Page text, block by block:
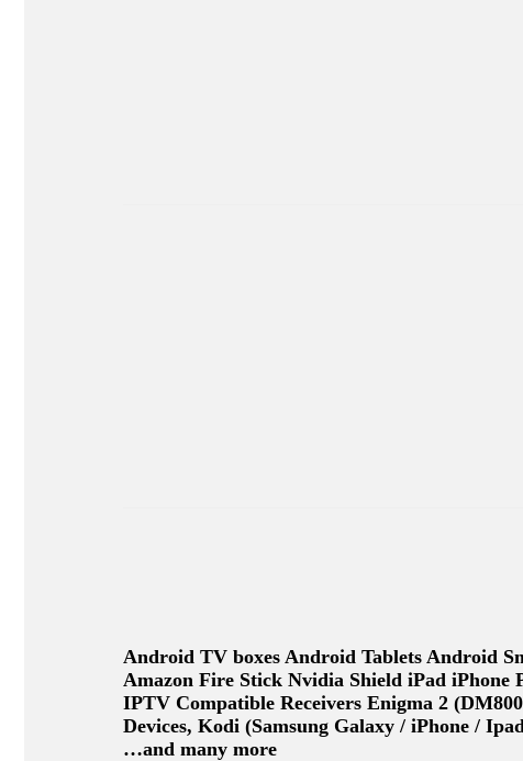
Android TV boxes Android Tablets Android
Amazon Fire Stick Nvidia Shield iPad
IPTV Compatible Receivers Enigma 2
Devices, Kodi (Samsung Galaxy / iPhone /
and many more…